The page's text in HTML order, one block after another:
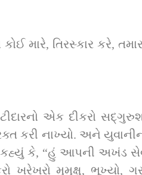
કોઈ મારે, તિરસ્કાર
જોગમાં આવ્યો અને સદ્‌ગુરુશ્રીના રંગે